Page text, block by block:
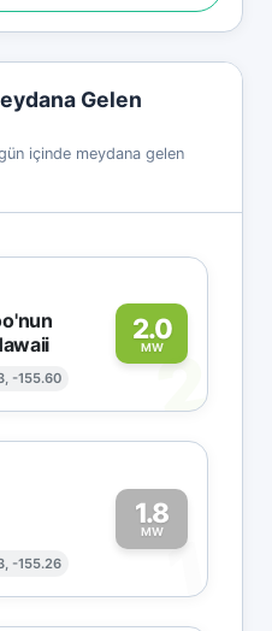
Gelen
içinde meydana gelen
-155.60
2.0
MW2
-155.26
1.8
MW1